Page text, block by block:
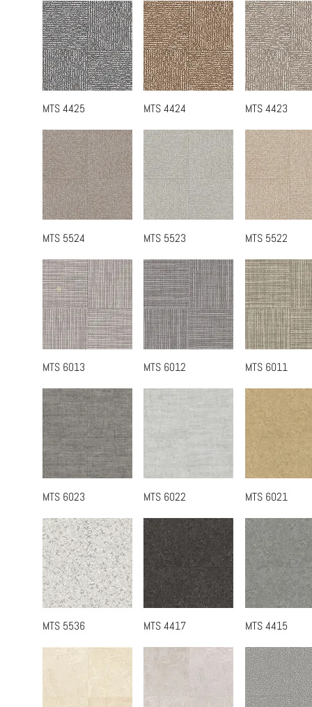
快速瀏覽
MTS 4425 快速瀏覽
MTS 4424 快速瀏覽
MTS 4423
快速瀏覽
MTS 5524 快速瀏覽
MTS 5523 快速瀏覽
MTS 5522
快速瀏覽
MTS 6013 快速瀏覽
MTS 6012 快速瀏覽
MTS 6011
快速瀏覽
MTS 6023 快速瀏覽
MTS 6022 快速瀏覽
MTS 6021
快速瀏覽
MTS 5536 快速瀏覽
MTS 4417 快速瀏覽
MTS 4415